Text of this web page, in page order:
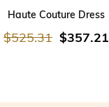
SEPETE EKLE
Haute Couture Dress
$357.21
$525.31